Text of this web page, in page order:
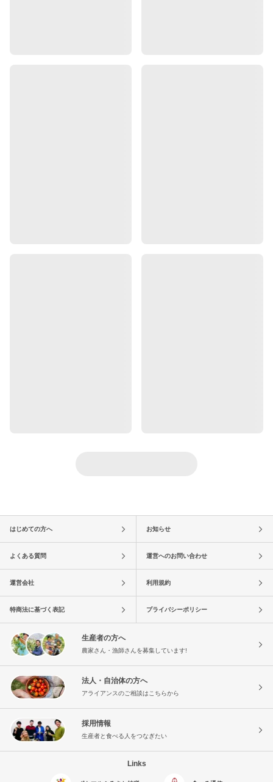
はじめての方へ お知らせ
よくある質問 運営へのお問い合わせ
運営会社 利用規約
特商法に基づく表記 プライバシーポリシー
生産者の方へ
農家さん・漁師さんを募集しています!
法人・自治体の方へ
アライアンスのご相談はこちらから
採用情報
生産者と食べる人をつなぎたい
Links